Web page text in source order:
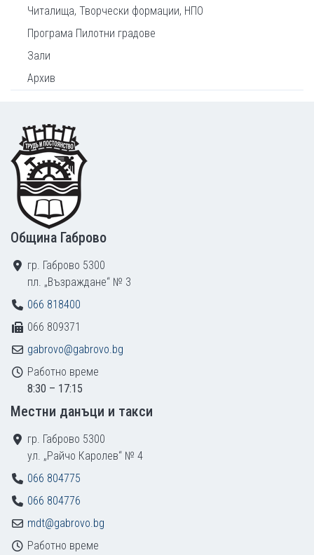
Читалища, Творчески формации, НПО
Програма Пилотни градове
Зали
Архив
Footer
Община Габрово
гр. Габрово 5300
пл. „Възраждане“ № 3
066 818400
066 809371
gabrovo@gabrovo.bg
Работно време
8:30 – 17:15
Местни данъци и такси
гр. Габрово 5300
ул. „Райчо Каролев“ № 4
066 804775
066 804776
mdt@gabrovo.bg
Работно време